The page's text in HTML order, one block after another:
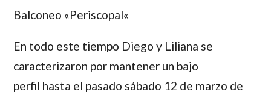
Balconeo «Periscopal«
En todo este tiempo Diego y Liliana se
caracterizaron por mantener un bajo
perfil hasta el pasado sábado 12 de marzo de